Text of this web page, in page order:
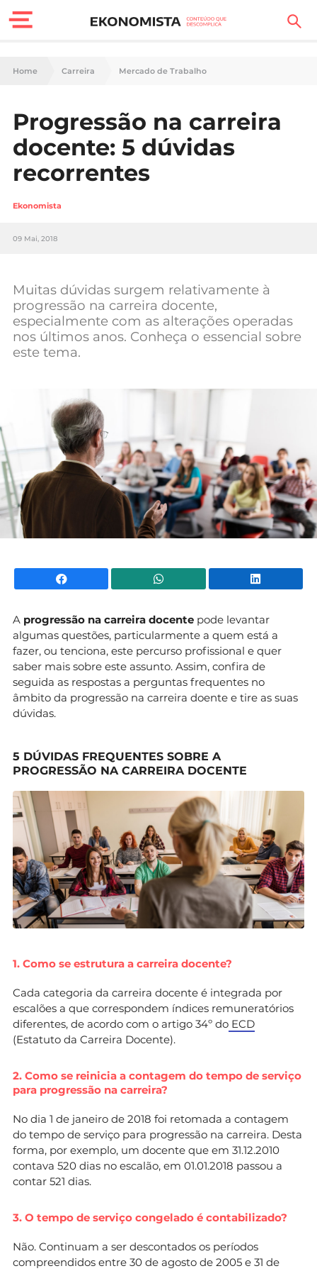
Finanças Pessoais
Carreira
Casa
Lifestyle
Sociedade
Negócios
Mundial 2026
Home Carreira Mercado de Trabalho
Progressão na carreira
docente: 5 dúvidas
recorrentes
Ekonomista
09 Mai, 2018
Muitas dúvidas surgem relativamente à
progressão na carreira docente,
especialmente com as alterações operadas
nos últimos anos. Conheça o essencial sobre
este tema.
Facebook WhatsApp
A progressão na carreira docente pode levantar
algumas questões, particularmente a quem está a
fazer, ou tenciona, este percurso profissional e quer
saber mais sobre este assunto. Assim, confira de
seguida as respostas a perguntas frequentes no
âmbito da progressão na carreira doente e tire as suas
dúvidas.
5 DÚVIDAS FREQUENTES SOBRE A
PROGRESSÃO NA CARREIRA DOCENTE
1. Como se estrutura a carreira docente?
Cada categoria da carreira docente é integrada por
escalões a que correspondem índices remuneratórios
diferentes, de acordo com o artigo 34º do ECD
(Estatuto da Carreira Docente).
2. Como se reinicia a contagem do tempo de serviço
para progressão na carreira?
No dia 1 de janeiro de 2018 foi retomada a contagem
do tempo de serviço para progressão na carreira. Desta
forma, por exemplo, um docente que em 31.12.2010
contava 520 dias no escalão, em 01.01.2018 passou a
contar 521 dias.
3. O tempo de serviço congelado é contabilizado?
Não. Continuam a ser descontados os períodos
compreendidos entre 30 de agosto de 2005 e 31 de